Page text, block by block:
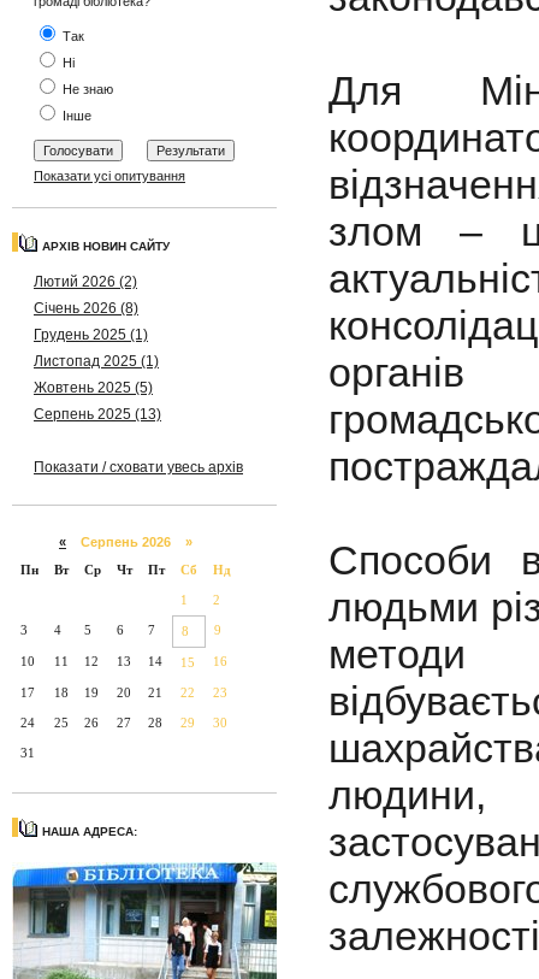
Так
Ні
Не знаю
Інше
Показати усі опитування
АРХІВ НОВИН САЙТУ
Лютий 2026 (2)
Січень 2026 (8)
Грудень 2025 (1)
Листопад 2025 (1)
Жовтень 2025 (5)
Серпень 2025 (13)
Показати / сховати увесь архів
« Серпень 2026 »
Пн
Вт Ср Чт Пт Сб Нд
1 2
3 4 5 6 7 8 9
10 11 12 13 14 15 16
17 18 19 20 21 22 23
24 25 26 27 28 29 30
31
НАША АДРЕСА:
Для
злом –
органів
Способи
людьми
методи
людини,